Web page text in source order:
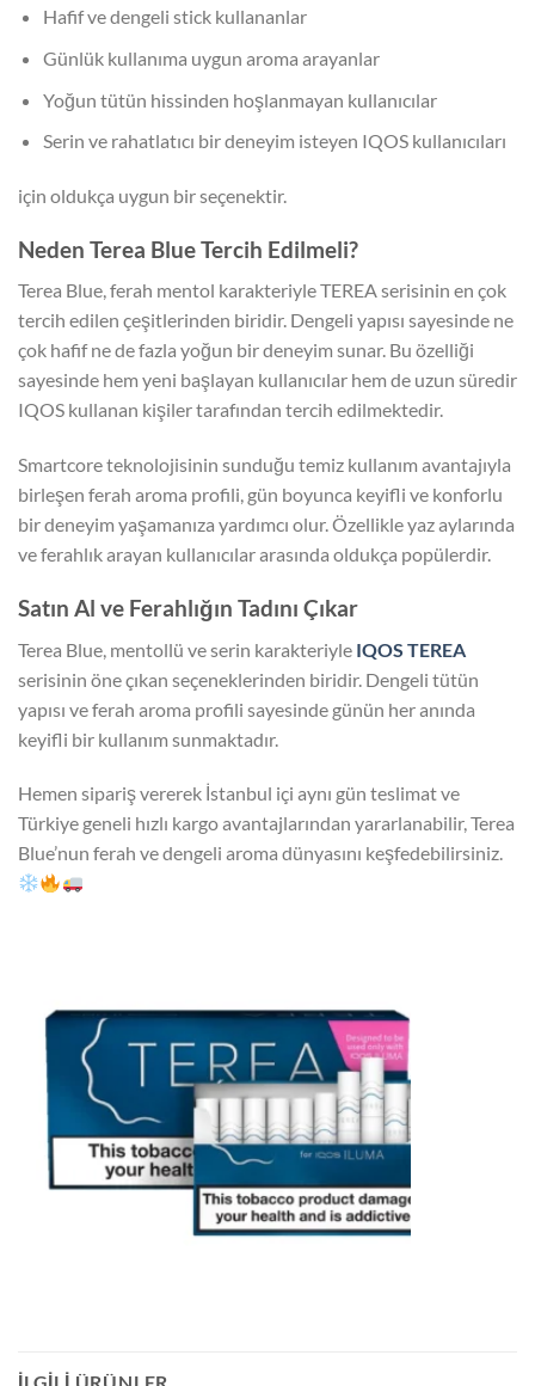
Hafif ve dengeli stick kullananlar
Günlük kullanıma uygun aroma arayanlar
Yoğun tütün hissinden hoşlanmayan kullanıcılar
Serin ve rahatlatıcı bir deneyim isteyen IQOS kullanıcıları
için oldukça uygun bir seçenektir.
Neden Terea Blue Tercih Edilmeli?
Terea Blue, ferah mentol karakteriyle TEREA serisinin en çok
tercih edilen çeşitlerinden biridir. Dengeli yapısı sayesinde ne
çok hafif ne de fazla yoğun bir deneyim sunar. Bu özelliği
sayesinde hem yeni başlayan kullanıcılar hem de uzun süredir
IQOS kullanan kişiler tarafından tercih edilmektedir.
Smartcore teknolojisinin sunduğu temiz kullanım avantajıyla
birleşen ferah aroma profili, gün boyunca keyifli ve konforlu
bir deneyim yaşamanıza yardımcı olur. Özellikle yaz aylarında
ve ferahlık arayan kullanıcılar arasında oldukça popülerdir.
Satın Al ve Ferahlığın Tadını Çıkar
Terea Blue, mentollü ve serin karakteriyle IQOS TEREA
serisinin öne çıkan seçeneklerinden biridir. Dengeli tütün
yapısı ve ferah aroma profili sayesinde günün her anında
keyifli bir kullanım sunmaktadır.
Hemen sipariş vererek İstanbul içi aynı gün teslimat ve
Türkiye geneli hızlı kargo avantajlarından yararlanabilir, Terea
Blue’nun ferah ve dengeli aroma dünyasını keşfedebilirsiniz.